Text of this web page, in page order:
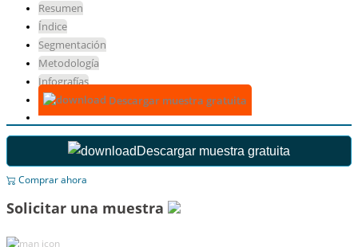
Resumen
Índice
Segmentación
Metodología
Infografías
Descargar muestra gratuita
Descargar muestra gratuita
Comprar ahora
Solicitar una muestra